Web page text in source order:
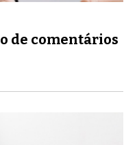
de comentários